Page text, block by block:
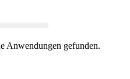
Anwendungen gefunden.